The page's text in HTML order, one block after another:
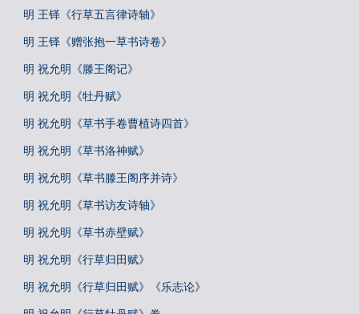
明 王铎《行草五言律诗轴》
明 王铎《赠张抱一草书诗卷》
明 祝允明《滕王阁记》
明 祝允明《牡丹赋》
明 祝允明《草书手卷曹植诗四首》
明 祝允明《草书洛神赋》
明 祝允明《草书滕王阁序并诗》
明 祝允明《草书访友诗轴》
明 祝允明《草书赤壁赋》
明 祝允明《行草归田赋》
明 祝允明《行草归田赋》《乐志论》